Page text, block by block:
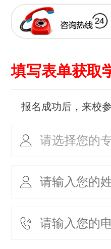
填写表单获取
报名成功后，来校